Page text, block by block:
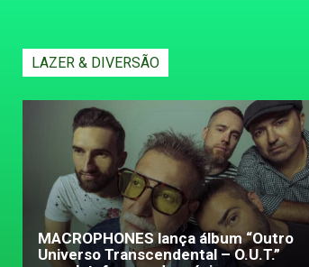
LAZER & DIVERSÃO
MACROPHONES lança álbum “Outro
Universo Transcendental – O.U.T.”